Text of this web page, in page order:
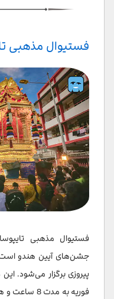
فستیوال مذهبی
فستیوال مذهبی
جشن‌های آیین هندو است
پیروزی برگزار می‌شود. این
فوریه به